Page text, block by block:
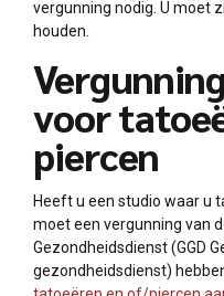
vergunning nodig. U moet
houden.
voor
piercen
Heeft u een studio waar u
moet een vergunning van
Gezondheidsdienst (GGD
gezondheidsdienst)